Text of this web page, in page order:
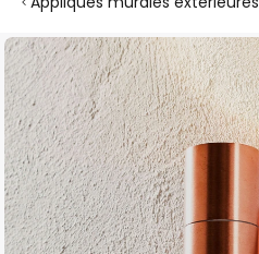
Skip
to
the
end
of
the
images
gallery